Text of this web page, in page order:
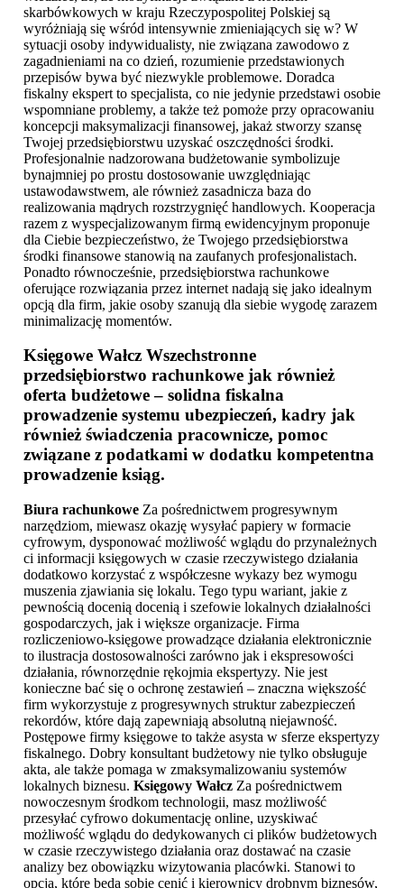
skarbówkowych w kraju Rzeczypospolitej Polskiej są
wyróżniają się wśród intensywnie zmieniających się w? W
sytuacji osoby indywidualisty, nie związana zawodowo z
zagadnieniami na co dzień, rozumienie przedstawionych
przepisów bywa być niezwykle problemowe. Doradca
fiskalny ekspert to specjalista, co nie jedynie przedstawi osobie
wspomniane problemy, a także też pomoże przy opracowaniu
koncepcji maksymalizacji finansowej, jakaż stworzy szansę
Twojej przedsiębiorstwu uzyskać oszczędności środki.
Profesjonalnie nadzorowana budżetowanie symbolizuje
bynajmniej po prostu dostosowanie uwzględniając
ustawodawstwem, ale również zasadnicza baza do
realizowania mądrych rozstrzygnięć handlowych. Kooperacja
razem z wyspecjalizowanym firmą ewidencyjnym proponuje
dla Ciebie bezpieczeństwo, że Twojego przedsiębiorstwa
środki finansowe stanowią na zaufanych profesjonalistach.
Ponadto równocześnie, przedsiębiorstwa rachunkowe
oferujące rozwiązania przez internet nadają się jako idealnym
opcją dla firm, jakie osoby szanują dla siebie wygodę zarazem
minimalizację momentów.
Księgowe Wałcz Wszechstronne
przedsiębiorstwo rachunkowe jak również
oferta budżetowe – solidna fiskalna
prowadzenie systemu ubezpieczeń, kadry jak
również świadczenia pracownicze, pomoc
związane z podatkami w dodatku kompetentna
prowadzenie ksiąg.
Biura rachunkowe Za pośrednictwem progresywnym
narzędziom, miewasz okazję wysyłać papiery w formacie
cyfrowym, dysponować możliwość wglądu do przynależnych
ci informacji księgowych w czasie rzeczywistego działania
dodatkowo korzystać z współczesne wykazy bez wymogu
muszenia zjawiania się lokalu. Tego typu wariant, jakie z
pewnością docenią docenią i szefowie lokalnych działalności
gospodarczych, jak i większe organizacje. Firma
rozliczeniowo-księgowe prowadzące działania elektronicznie
to ilustracja dostosowalności zarówno jak i ekspresowości
działania, równorzędnie rękojmia ekspertyzy. Nie jest
konieczne bać się o ochronę zestawień – znaczna większość
firm wykorzystuje z progresywnych struktur zabezpieczeń
rekordów, które dają zapewniają absolutną niejawność.
Postępowe firmy księgowe to także asysta w sferze ekspertyzy
fiskalnego. Dobry konsultant budżetowy nie tylko obsługuje
akta, ale także pomaga w zmaksymalizowaniu systemów
lokalnych biznesu. Księgowy Wałcz Za pośrednictwem
nowoczesnym środkom technologii, masz możliwość
przesyłać cyfrowo dokumentację online, uzyskiwać
możliwość wglądu do dedykowanych ci plików budżetowych
w czasie rzeczywistego działania oraz dostawać na czasie
analizy bez obowiązku wizytowania placówki. Stanowi to
opcja, które będą sobie cenić i kierownicy drobnym biznesów,